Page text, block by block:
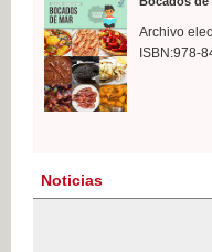
Archivo
ISBN:978-
Noticias